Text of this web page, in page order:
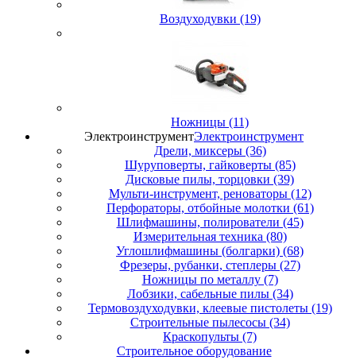
Воздуходувки (19)
Ножницы (11)
ЭлектроинструментЭлектроинструмент
Дрели, миксеры (36)
Шуруповерты, гайковерты (85)
Дисковые пилы, торцовки (39)
Мульти-инструмент, реноваторы (12)
Перфораторы, отбойные молотки (61)
Шлифмашины, полирователи (45)
Измерительная техника (80)
Углошлифмашины (болгарки) (68)
Фрезеры, рубанки, степлеры (27)
Ножницы по металлу (7)
Лобзики, сабельные пилы (34)
Термовоздуходувки, клеевые пистолеты (19)
Строительные пылесосы (34)
Краскопульты (7)
Строительное оборудование